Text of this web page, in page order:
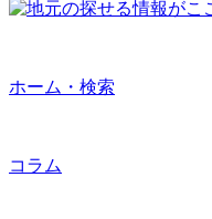
ホーム・検索
コラム